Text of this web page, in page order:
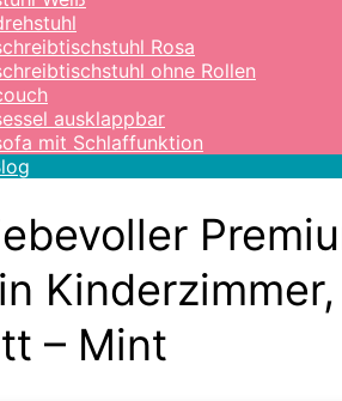
Rosa
ohne Rollen
ausklappbar
mit Schlaffunktion
– Mint